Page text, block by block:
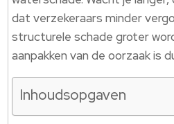
dat verzekeraars minder
structurele schade groter
aanpakken van de oorzaak is
Inhoudsopgaven